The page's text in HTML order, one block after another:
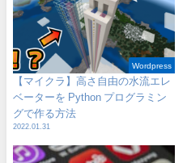
Wordpress
【マイクラ】高さ自由の水流エレ
ベーターを Python プログラミン
グで作る方法
2022.01.31